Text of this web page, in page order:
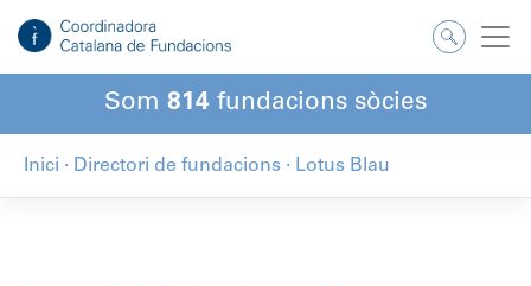
contingut
Som 814 fundacions sòcies
Inici · Directori de fundacions · Lotus Blau